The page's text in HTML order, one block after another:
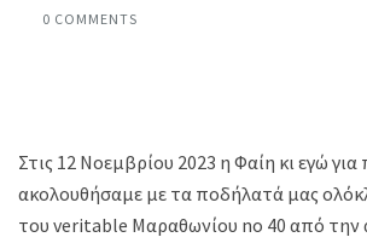
0 COMMENTS
Στις 12 Νοεμβρίου 2023 η Φαίη κι εγώ
ακολουθήσαμε με τα ποδήλατά μας
του veritable Μαραθωνίου no 40 από την